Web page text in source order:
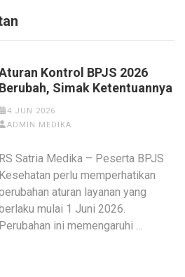
Kontrol BPJS 2026
Berubah, Simak Ketentuannya
4 JUN 2026
ADMIN MEDIKA
RS Satria Medika – Peserta BPJS
Kesehatan perlu memperhatikan
aturan layanan yang
mulai 1 Juni 2026.
Perubahan ini memengaruhi …